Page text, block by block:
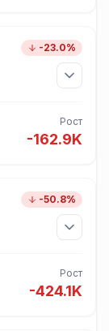
-23.0%
Рост
-162.9K
-50.8%
Рост
-424.1K